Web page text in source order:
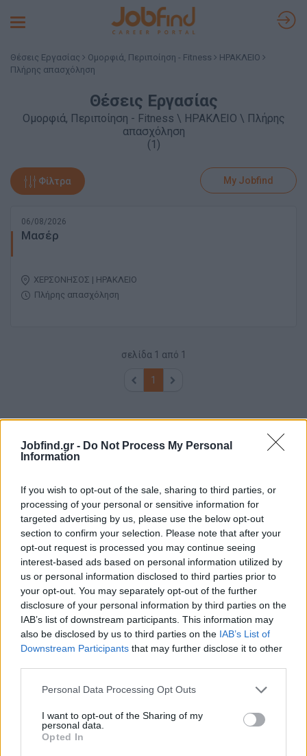
Jobfind.gr - Do Not Process My Personal
Information
If you wish to opt-out of the sale, sharing to third parties, or
processing of your personal or sensitive information for
targeted advertising by us, please use the below opt-out
section to confirm your selection. Please note that after your
opt-out request is processed you may continue seeing
interest-based ads based on personal information utilized by
us or personal information disclosed to third parties prior to
your opt-out. You may separately opt-out of the further
disclosure of your personal information by third parties on the
IAB’s list of downstream participants. This information may
also be disclosed by us to third parties on the IAB’s List of
Downstream Participants that may further disclose it to other
Personal Data Processing Opt Outs
I want to opt-out of the Sharing of my
personal data.
Opted In
Toggle
Θέσεις Εργασίας Ομορφιά, Περιποίηση - Fitness
ΗΡΑΚΛΕΙΟ
Πλήρης απασχόληση
Θέσεις Εργασίας
Ομορφιά, Περιποίηση - Fitness \ ΗΡΑΚΛΕΙΟ \ Πλήρης
απασχόληση
(1)
Φίλτρα My Jobfind
06/08/2026
Μασέρ
ΧΕΡΣΟΝΗΣΟΣ | ΗΡΑΚΛΕΙΟ
Πλήρης απασχόληση
σελίδα 1 από 1
1
Θέσεις εργασίας
Όλες οι Θέσεις Εργασίας
Θέσεις Εργασίας ανά Εταιρεία